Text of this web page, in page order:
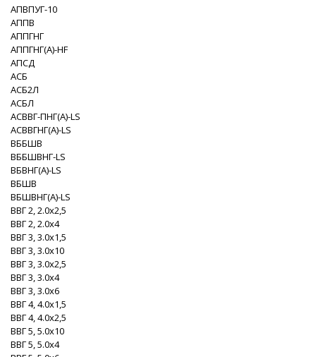
АПВПУГ-10
АППВ
АППГНГ
АППГНГ(A)-HF
АПСД
АСБ
АСБ2Л
АСБЛ
АСВВГ-ПНГ(A)-LS
АСВВГНГ(A)-LS
ВББШВ
ВББШВНГ-LS
ВБВНГ(A)-LS
ВБШВ
ВБШВНГ(A)-LS
ВВГ 2, 2.0x2,5
ВВГ 2, 2.0x4
ВВГ 3, 3.0x1,5
ВВГ 3, 3.0x10
ВВГ 3, 3.0x2,5
ВВГ 3, 3.0x4
ВВГ 3, 3.0x6
ВВГ 4, 4.0x1,5
ВВГ 4, 4.0x2,5
ВВГ 5, 5.0x10
ВВГ 5, 5.0x4